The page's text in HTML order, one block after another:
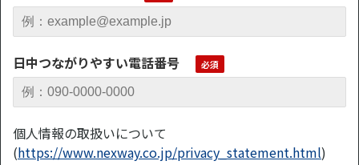
日中つながりやすい電話番号
個人情報の取扱いについて
(https://www.nexway.co.jp/privacy_statement.html)